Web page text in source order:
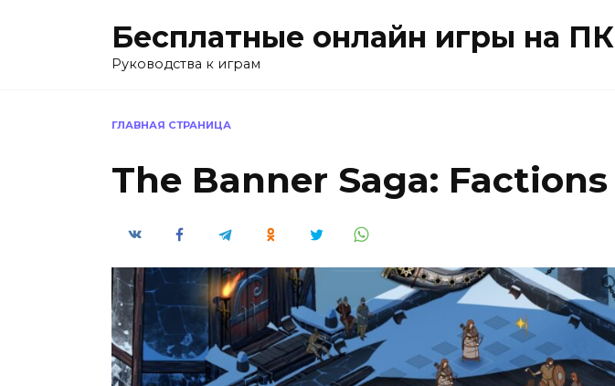
Бесплатные онлайн игры на ПК
Руководства к играм
ГЛАВНАЯ СТРАНИЦА
The Banner Saga: Factions